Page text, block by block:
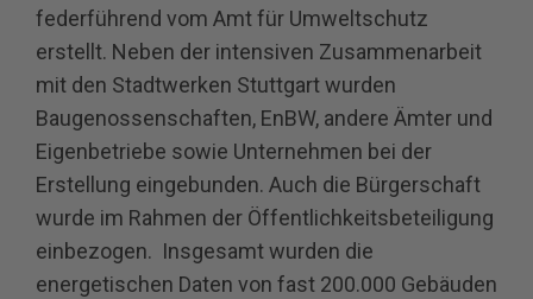
federführend vom Amt für Umweltschutz
erstellt. Neben der intensiven Zusammenarbeit
mit den Stadtwerken Stuttgart wurden
Baugenossenschaften, EnBW, andere Ämter und
Eigenbetriebe sowie Unternehmen bei der
Erstellung eingebunden. Auch die Bürgerschaft
wurde im Rahmen der Öffentlichkeitsbeteiligung
einbezogen. Insgesamt wurden die
energetischen Daten von fast 200.000 Gebäuden